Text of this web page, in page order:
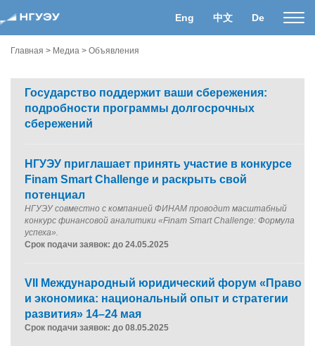
Eng 中文 De
Главная > Медиа > Объявления
Государство поддержит ваши сбережения:
подробности программы долгосрочных
сбережений
НГУЭУ приглашает принять участие в конкурсе
Finam Smart Challenge и раскрыть свой
потенциал
НГУЭУ совместно с компанией ФИНАМ проводит масштабный
конкурс финансовой аналитики «Finam Smart Challenge: Формула
успеха».
Срок подачи заявок: до 24.05.2025
VII Международный юридический форум «Право
и экономика: национальный опыт и стратегии
развития» 14–24 мая
Срок подачи заявок: до 08.05.2025